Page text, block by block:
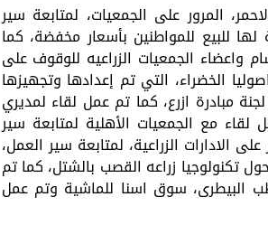
المرور على الجمعيات، لمتابعة سير
لها للبيع للمواطنين بأسعار مخفضة، كما
واعضاء الجمعيات الزراعيه للوقوف على
الخضراء، التي تم إعدادها وتجهيزها
مبادرة ازرع، كما تم عمل لقاء لمديري
لقاء مع الجمعيات الأهلية لمتابعة سير
الادارات الزراعية، لمتابعة سير العمل،
تكنولوجيا زراعه القصب بالشتل، كما تم
البيطرى، سوق اسنا للماشية وتم عمل